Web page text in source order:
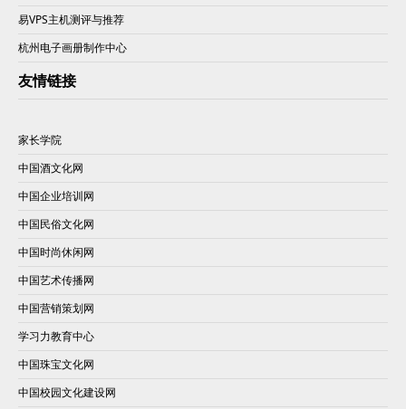
易VPS主机测评与推荐
杭州电子画册制作中心
友情链接
家长学院
中国酒文化网
中国企业培训网
中国民俗文化网
中国时尚休闲网
中国艺术传播网
中国营销策划网
学习力教育中心
中国珠宝文化网
中国校园文化建设网